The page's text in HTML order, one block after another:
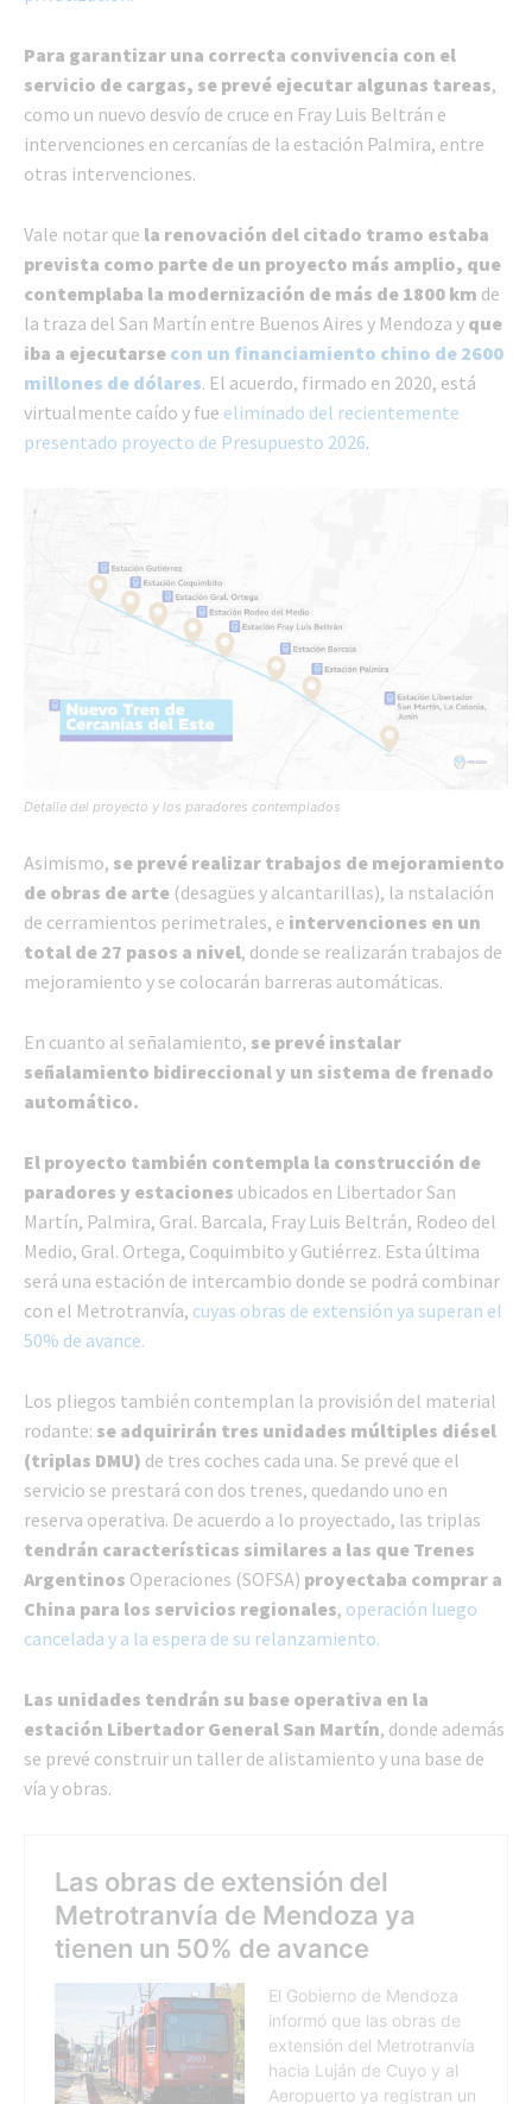
Para garantizar una correcta convivencia con el
servicio de cargas, se prevé ejecutar algunas tareas,
como un nuevo desvío de cruce en Fray Luis Beltrán e
intervenciones en cercanías de la estación Palmira, entre
otras intervenciones.
Vale notar que la renovación del citado tramo estaba
prevista como parte de un proyecto más amplio, que
contemplaba la modernización de más de 1800 km de
la traza del San Martín entre Buenos Aires y Mendoza y que
iba a ejecutarse con un financiamiento chino de 2600
millones de dólares. El acuerdo, firmado en 2020, está
virtualmente caído y fue eliminado del recientemente
presentado proyecto de Presupuesto 2026.
Detalle del proyecto y los paradores contemplados
Asimismo, se prevé realizar trabajos de mejoramiento
de obras de arte (desagües y alcantarillas), la nstalación
de cerramientos perimetrales, e intervenciones en un
total de 27 pasos a nivel, donde se realizarán trabajos de
mejoramiento y se colocarán barreras automáticas.
En cuanto al señalamiento, se prevé instalar
señalamiento bidireccional y un sistema de frenado
automático.
El proyecto también contempla la construcción de
paradores y estaciones ubicados en Libertador San
Martín, Palmira, Gral. Barcala, Fray Luis Beltrán, Rodeo del
Medio, Gral. Ortega, Coquimbito y Gutiérrez. Esta última
será una estación de intercambio donde se podrá combinar
con el Metrotranvía, cuyas obras de extensión ya superan el
50% de avance.
Los pliegos también contemplan la provisión del material
rodante: se adquirirán tres unidades múltiples diésel
(triplas DMU) de tres coches cada una. Se prevé que el
servicio se prestará con dos trenes, quedando uno en
reserva operativa. De acuerdo a lo proyectado, las triplas
tendrán características similares a las que Trenes
Argentinos Operaciones (SOFSA) proyectaba comprar a
China para los servicios regionales, operación luego
cancelada y a la espera de su relanzamiento.
Las unidades tendrán su base operativa en la
estación Libertador General San Martín, donde además
se prevé construir un taller de alistamiento y una base de
vía y obras.